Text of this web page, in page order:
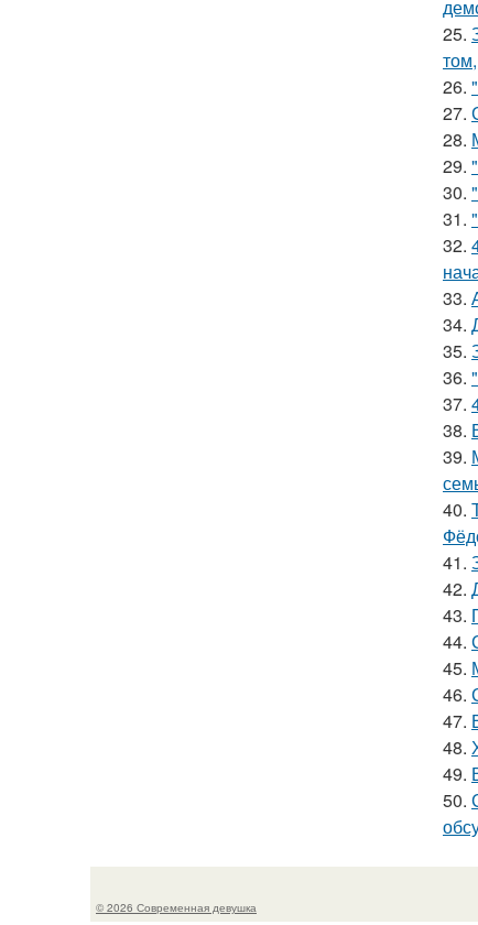
25.
26.
27.
28.
29.
30.
31.
32.
33.
34.
35.
36.
37.
38.
39.
40.
41.
42.
43.
44.
45.
46.
47.
48.
49.
50.
© 2026 Современная девушка